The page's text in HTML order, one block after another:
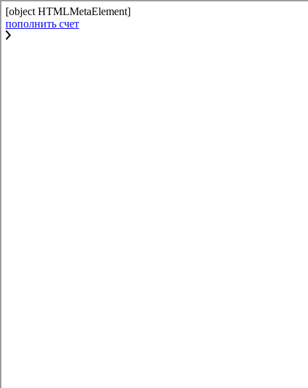
[object HTMLMetaElement]
пополнить счет